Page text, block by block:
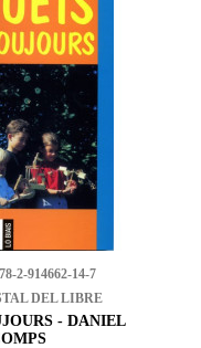
2-914662-14-7
DEL LIBRE
- DANIEL